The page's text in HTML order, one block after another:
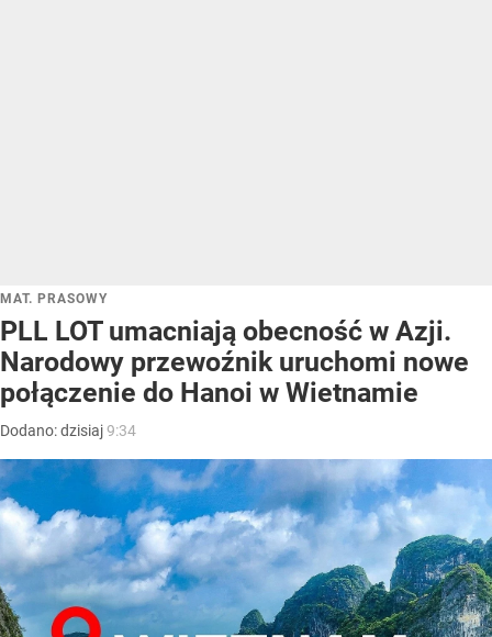
MAT. PRASOWY
PLL LOT umacniają obecność w Azji.
Narodowy przewoźnik uruchomi nowe
połączenie do Hanoi w Wietnamie
Dodano:dzisiaj9:34